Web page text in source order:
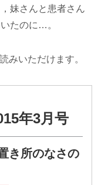
妹さんと患者さん
たのに…。
みいただけます。
年3月号
き所のなさの